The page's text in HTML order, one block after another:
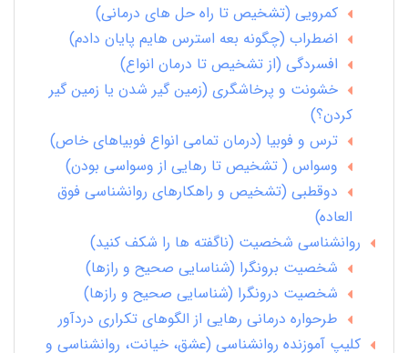
کمرویی (تشخیص تا راه حل های درمانی)
اضطراب (چگونه بعه استرس هایم پایان دادم)
افسردگی (از تشخیص تا درمان انواع)
خشونت و پرخاشگری (زمین گیر شدن یا زمین گیر
کردن؟)
ترس و فوبیا (درمان تمامی انواع فوبیاهای خاص)
وسواس ( تشخیص تا رهایی از وسواسی بودن)
دوقطبی (تشخیص و راهکارهای روانشناسی فوق
العاده)
روانشناسی شخصیت (ناگفته ها را شکف کنید)
شخصیت برونگرا (شناسایی صحیح و رازها)
شخصیت درونگرا (شناسایی صحیح و رازها)
طرحواره درمانی رهایی از الگوهای تکراری دردآور
کلیپ آموزنده روانشناسی (عشق، خیانت، روانشناسی و